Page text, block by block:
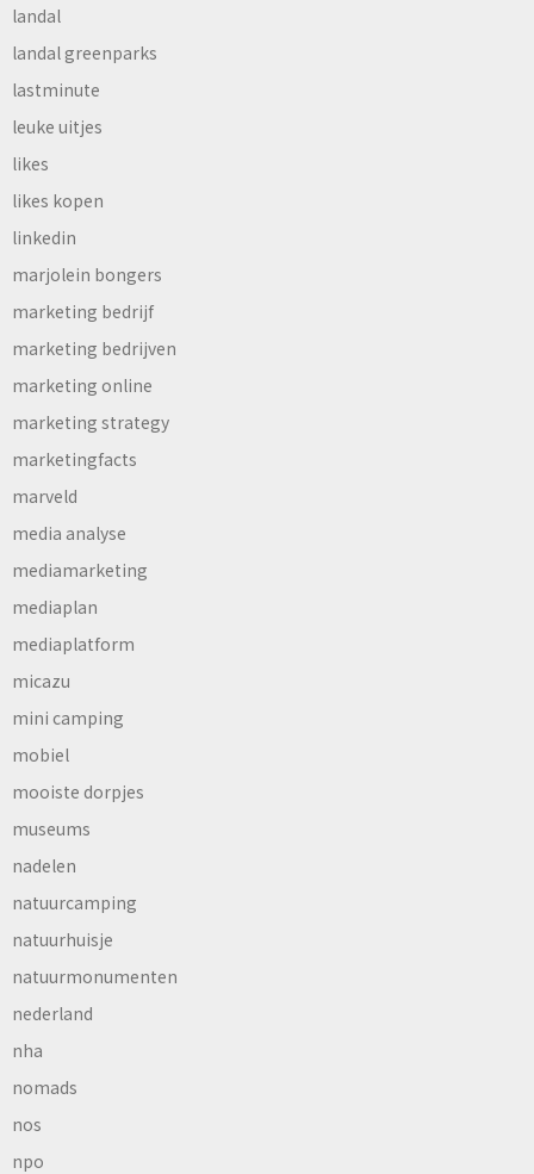
landal
landal greenparks
lastminute
leuke uitjes
likes
likes kopen
linkedin
marjolein bongers
marketing bedrijf
marketing bedrijven
marketing online
marketing strategy
marketingfacts
marveld
media analyse
mediamarketing
mediaplan
mediaplatform
micazu
mini camping
mobiel
mooiste dorpjes
museums
nadelen
natuurcamping
natuurhuisje
natuurmonumenten
nederland
nha
nomads
nos
npo